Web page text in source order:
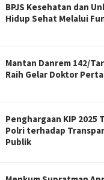
BPJS Kesehatan dan
Hidup Sehat Melalui
Mantan Danrem 142/
Raih Gelar Doktor
Penghargaan KIP 2025
Polri terhadap
Publik